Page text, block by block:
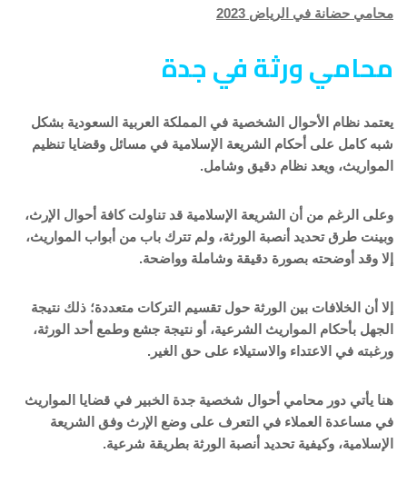
محامي حضانة في الرياض 2023
محامي ورثة في جدة
يعتمد نظام الأحوال الشخصية في المملكة العربية السعودية بشكل
شبه كامل على أحكام الشريعة الإسلامية في مسائل وقضايا تنظيم
المواريث، ويعد نظام دقيق وشامل.
وعلى الرغم من أن الشريعة الإسلامية قد تناولت كافة أحوال الإرث،
وبينت طرق تحديد أنصبة الورثة، ولم تترك باب من أبواب المواريث،
إلا وقد أوضحته بصورة دقيقة وشاملة وواضحة.
إلا أن الخلافات بين الورثة حول تقسيم التركات متعددة؛ ذلك نتيجة
الجهل بأحكام المواريث الشرعية، أو نتيجة جشع وطمع أحد الورثة،
ورغبته في الاعتداء والاستيلاء على حق الغير.
هنا يأتي دور محامي أحوال شخصية جدة الخبير في قضايا المواريث
في مساعدة العملاء في التعرف على وضع الإرث وفق الشريعة
الإسلامية، وكيفية تحديد أنصبة الورثة بطريقة شرعية.